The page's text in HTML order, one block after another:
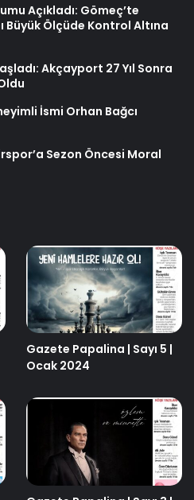
Açıkladı: Gömeç’te
Büyük Ölçüde Kontrol Altına
Akçayport 27 Yıl Sonra
İsmi Orhan Bağcı
Sezon Öncesi Moral
Gazete Papalina | Sayı 5 |
Ocak 2024